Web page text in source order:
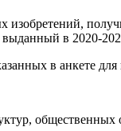
в 2020-
в анкете для